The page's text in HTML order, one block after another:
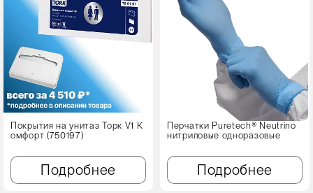
Покрытия на унитаз Торк V1 К
омфорт (750197)
Подробнее
Перчатки Puretech® Neutrino
нитриловые одноразовые
Подробнее